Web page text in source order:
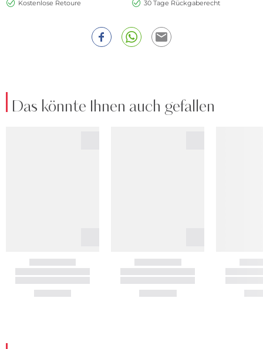
Kostenlose Retoure
30 Tage Rückgaberecht
Das könnte Ihnen auch gefallen